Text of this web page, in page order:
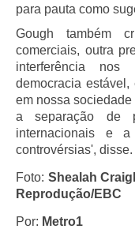
para pauta como
Gough também
comerciais, outra
interferência nos
democracia
em nossa
a separação de
internacionais e
controvérsias', disse.
Foto: Shealah
Reprodução/EBC
Por: Metro1